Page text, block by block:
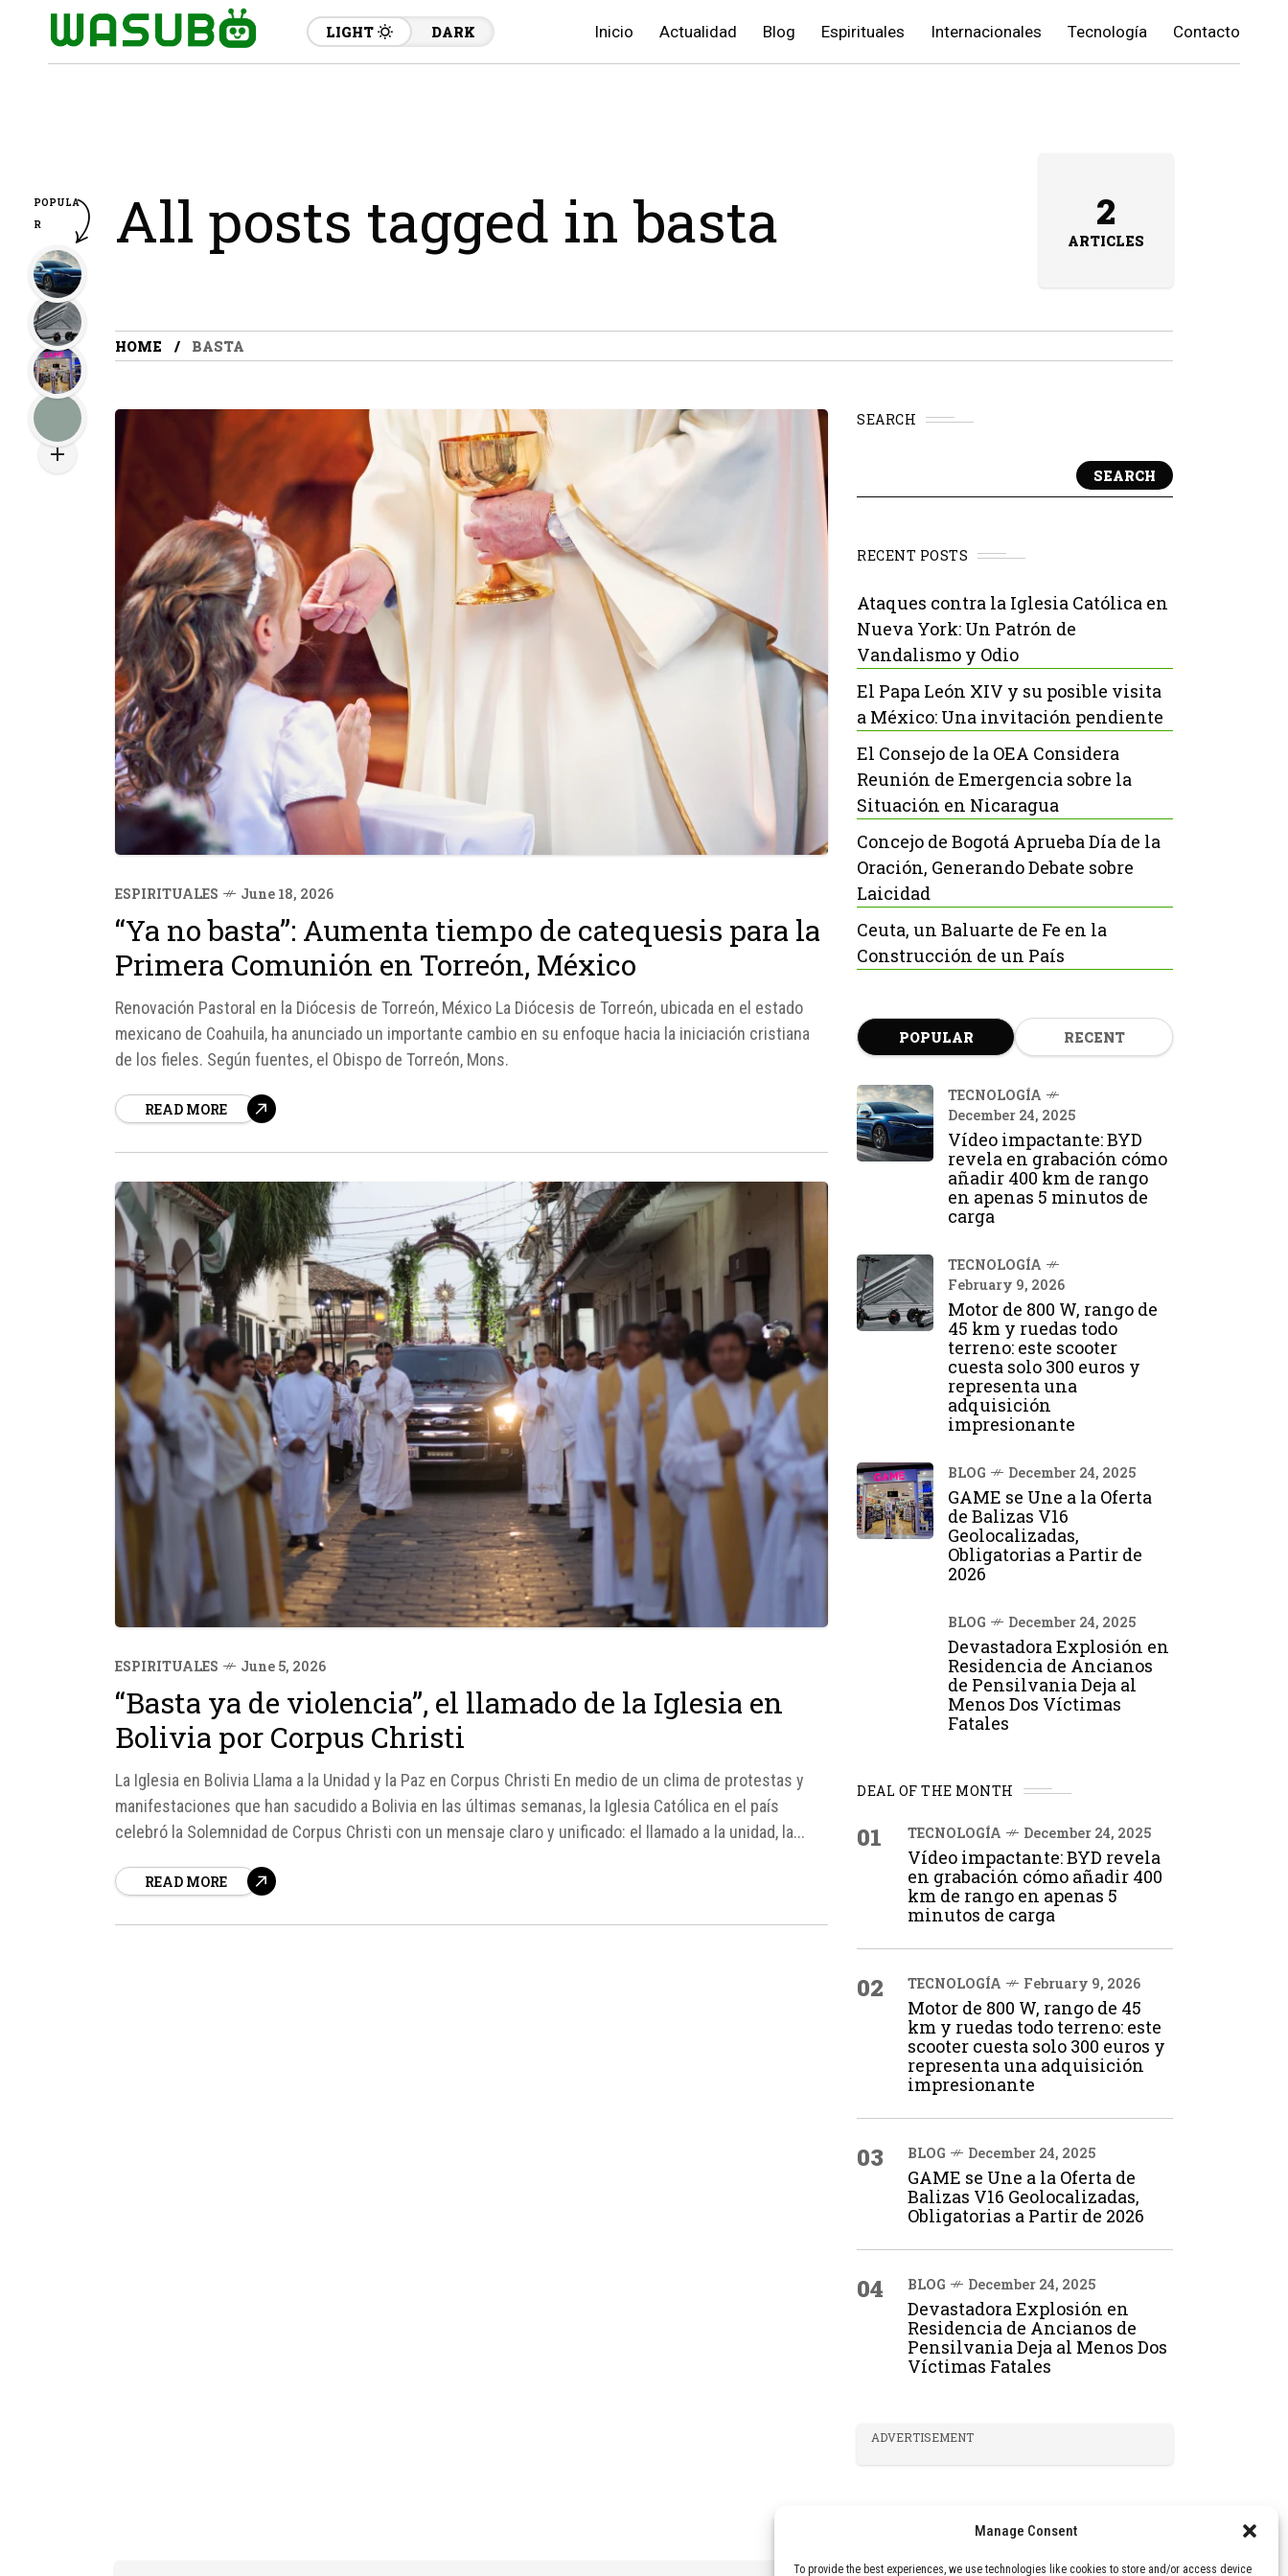
Manage Consent
To provide the best experiences, we use technologies like cookies to store and/or access device
LIGHT DARK Inicio Actualidad Blog Espirituales Internacionales Tecnología Contacto
All posts tagged in basta 2
ARTICLES
HOME BASTA
ESPIRITUALES June 18, 2026
“Ya no basta”: Aumenta tiempo de catequesis para la
Primera Comunión en Torreón, México
Renovación Pastoral en la Diócesis de Torreón, México La Diócesis de Torreón, ubicada en el estado
mexicano de Coahuila, ha anunciado un importante cambio en su enfoque hacia la iniciación cristiana
de los fieles. Según fuentes, el Obispo de Torreón, Mons.
READ MORE
ESPIRITUALES June 5, 2026
“Basta ya de violencia”, el llamado de la Iglesia en
Bolivia por Corpus Christi
La Iglesia en Bolivia Llama a la Unidad y la Paz en Corpus Christi En medio de un clima de protestas y
manifestaciones que han sacudido a Bolivia en las últimas semanas, la Iglesia Católica en el país
celebró la Solemnidad de Corpus Christi con un mensaje claro y unificado: el llamado a la unidad, la...
READ MORE
SEARCH
SEARCH
RECENT POSTS
Ataques contra la Iglesia Católica en
Nueva York: Un Patrón de
Vandalismo y Odio
El Papa León XIV y su posible visita
a México: Una invitación pendiente
El Consejo de la OEA Considera
Reunión de Emergencia sobre la
Situación en Nicaragua
Concejo de Bogotá Aprueba Día de la
Oración, Generando Debate sobre
Laicidad
Ceuta, un Baluarte de Fe en la
Construcción de un País
POPULAR RECENT
TECNOLOGÍA
December 24, 2025
Vídeo impactante: BYD
revela en grabación cómo
añadir 400 km de rango
en apenas 5 minutos de
carga
TECNOLOGÍA
February 9, 2026
Motor de 800 W, rango de
45 km y ruedas todo
terreno: este scooter
cuesta solo 300 euros y
representa una
adquisición
impresionante
BLOG December 24, 2025
GAME se Une a la Oferta
de Balizas V16
Geolocalizadas,
Obligatorias a Partir de
2026
BLOG December 24, 2025
Devastadora Explosión en
Residencia de Ancianos
de Pensilvania Deja al
Menos Dos Víctimas
Fatales
DEAL OF THE MONTH
01 TECNOLOGÍA December 24, 2025
Vídeo impactante: BYD revela
en grabación cómo añadir 400
km de rango en apenas 5
minutos de carga
02 TECNOLOGÍA February 9, 2026
Motor de 800 W, rango de 45
km y ruedas todo terreno: este
scooter cuesta solo 300 euros y
representa una adquisición
impresionante
03 BLOG December 24, 2025
GAME se Une a la Oferta de
Balizas V16 Geolocalizadas,
Obligatorias a Partir de 2026
04 BLOG December 24, 2025
Devastadora Explosión en
Residencia de Ancianos de
Pensilvania Deja al Menos Dos
Víctimas Fatales
ADVERTISEMENT
POPULA
R